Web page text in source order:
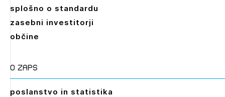
splošno o standardu
zasebni investitorji
občine
O zaps
poslanstvo in statistika